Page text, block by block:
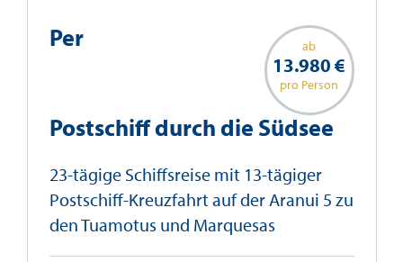
ab
13.980 €
pro Person
Per
Postschiff durch die Südsee
23-tägige Schiffsreise mit 13-tägiger
Postschiff-Kreuzfahrt auf der Aranui 5 zu
den Tuamotus und Marquesas